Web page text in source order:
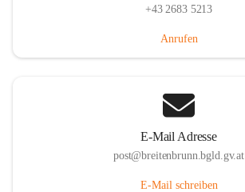
+43 2683 5213
Anrufen
E-Mail Adresse
post@breitenbrunn.bgld.gv.at
E-Mail schreiben